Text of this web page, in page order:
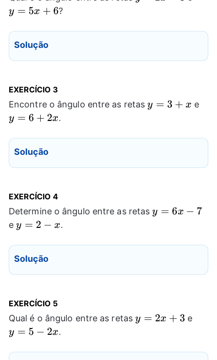
y = 5x + 6?
Solução
EXERCÍCIO 3
Encontre o ângulo entre as retasy=3+x
y = 3 + x e
y = 6 + 2x.
Solução
EXERCÍCIO 4
Determine o ângulo entre as retasy=6x-
y = 6x − 7
ey=2-
y = 2 − x.
Solução
EXERCÍCIO 5
Qual é o ângulo entre as retasy=2x+3
y = 2x + 3 e
y = 5 − 2x.